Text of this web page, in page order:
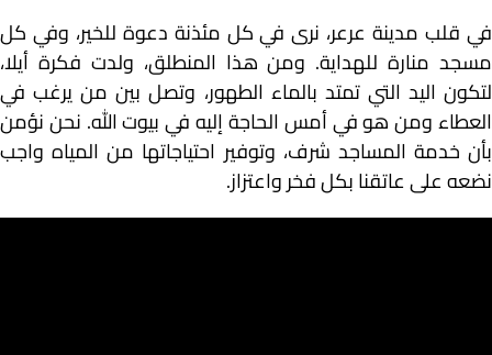
في قلب مدينة عرعر، نرى في كل مئذنة دعوة للخير، وفي كل
مسجد منارة للهداية. ومن هذا المنطلق، ولدت فكرة أيلا،
لتكون اليد التي تمتد بالماء الطهور، وتصل بين من يرغب في
العطاء ومن هو في أمس الحاجة إليه في بيوت الله. نحن نؤمن
بأن خدمة المساجد شرف، وتوفير احتياجاتها من المياه واجب
نضعه على عاتقنا بكل فخر واعتزاز.